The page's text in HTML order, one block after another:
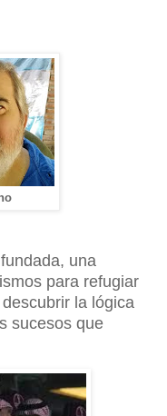
una
para refugiar
la lógica
sucesos que